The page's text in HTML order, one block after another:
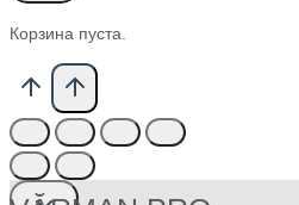
Корзина пуста.